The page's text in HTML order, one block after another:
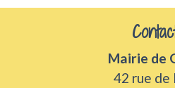
Mairie de
42 rue de